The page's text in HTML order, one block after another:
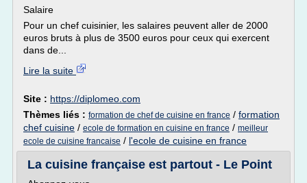
Salaire
Pour un chef cuisinier, les salaires peuvent aller de 2000
euros bruts à plus de 3500 euros pour ceux qui exercent
dans de...
Lire la suite
Site : https://diplomeo.com
Thèmes liés : formation de chef de cuisine en france / formation
chef cuisine / ecole de formation en cuisine en france / meilleur
ecole de cuisine francaise / l'ecole de cuisine en france
La cuisine française est partout - Le Point